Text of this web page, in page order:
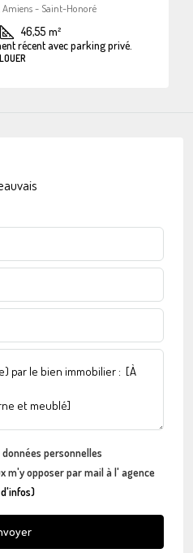
- Saint-Honoré
46,55 m²
récent avec parking privé.
personnelles
m'y opposer par mail à l' agence